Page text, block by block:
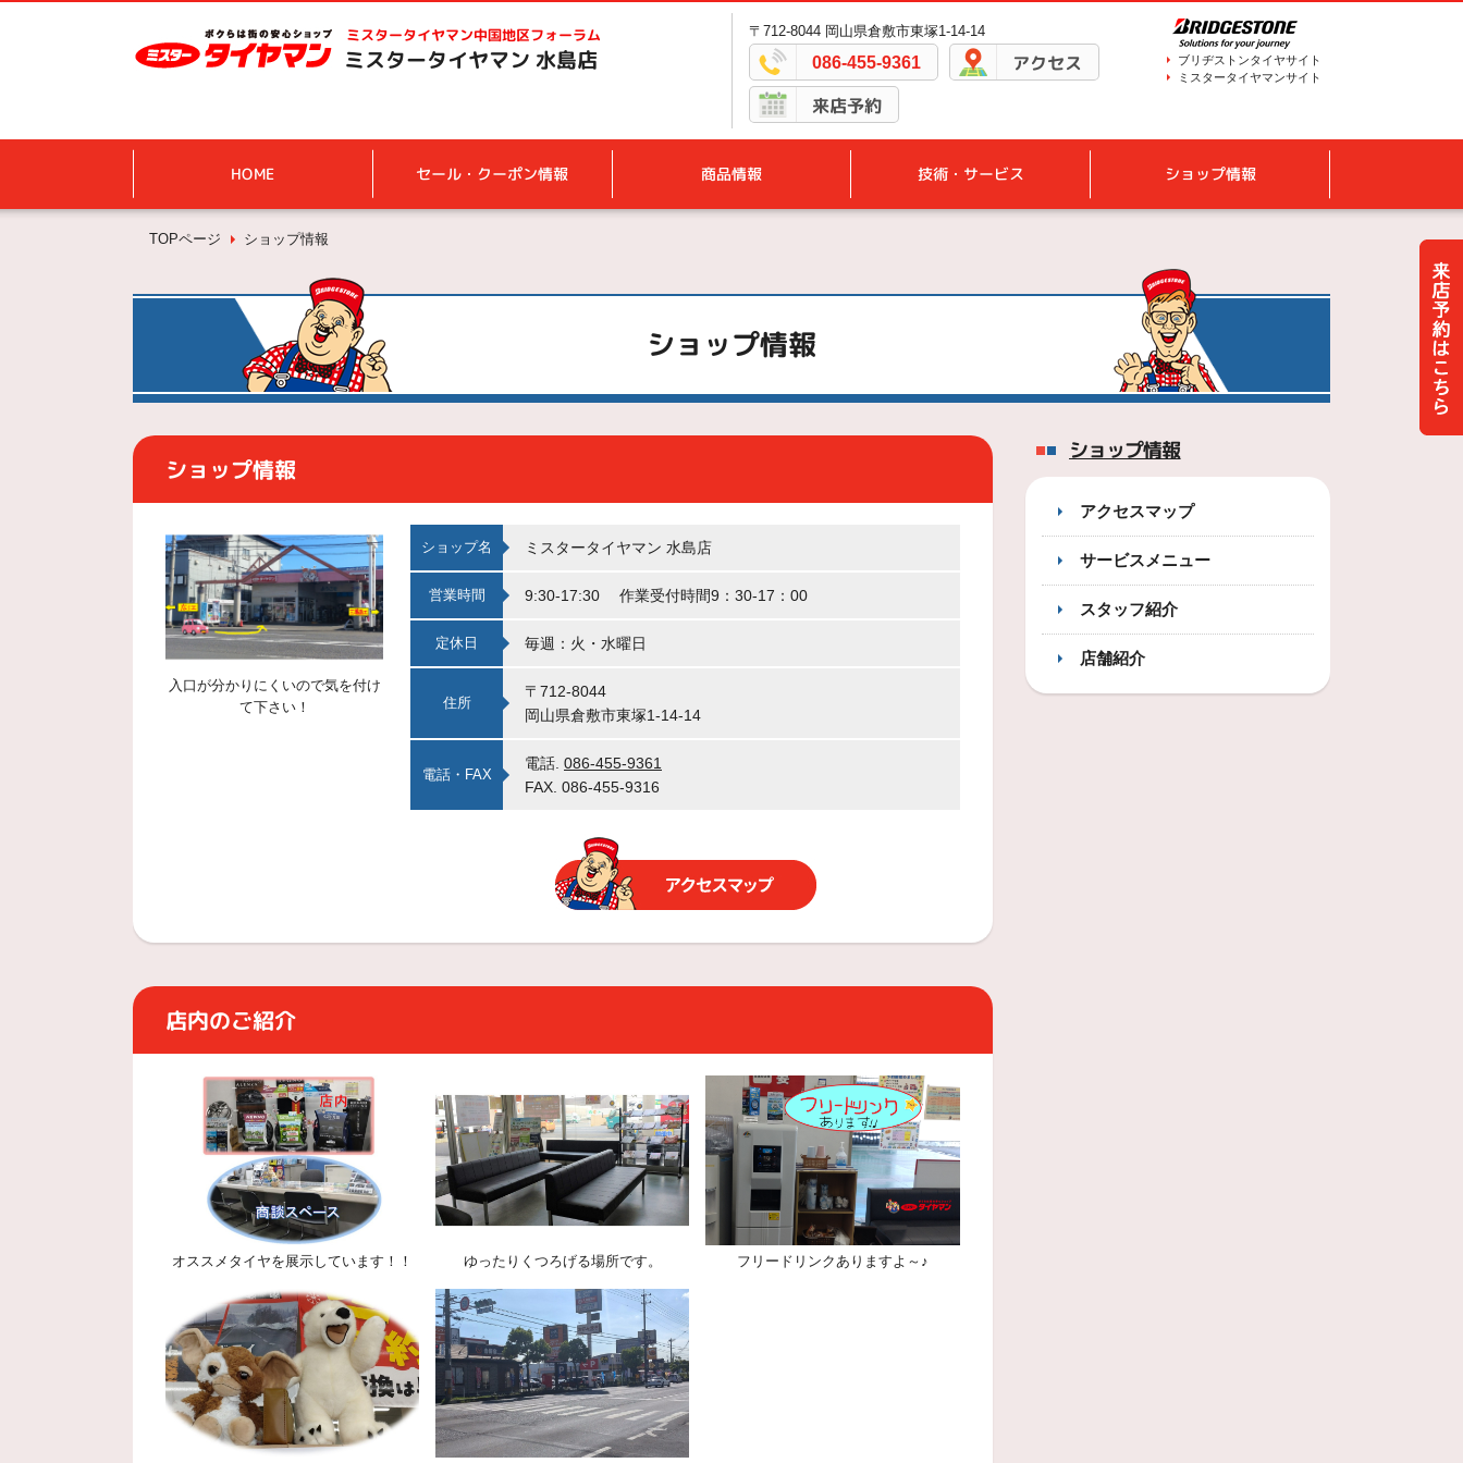
ミスタータイヤマン中国地区フォーラム
ミスタータイヤマン 水島店
〒712-8044 岡山県倉敷市東塚1-14-14
086-455-9361 アクセス
来店予約
ブリヂストンタイヤサイト
ミスタータイヤマンサイト
HOME セール・クーポン情報 商品情報 技術・サービス ショップ情報
TOPページ ショップ情報
ショップ情報
ショップ情報
入口が分かりにくいので気を付け
て下さい！
ショップ名 ミスタータイヤマン 水島店
営業時間 9:30-17:30 作業受付時間9：30-17：00
定休日 毎週：火・水曜日
住所
〒712-8044
岡山県倉敷市東塚1-14-14
電話・FAX
電話. 086-455-9361
FAX. 086-455-9316
店内のご紹介
オススメタイヤを展示しています！！ ゆったりくつろげる場所です。 フリードリンクありますよ～♪
ショップ情報
アクセスマップ
サービスメニュー
スタッフ紹介
店舗紹介